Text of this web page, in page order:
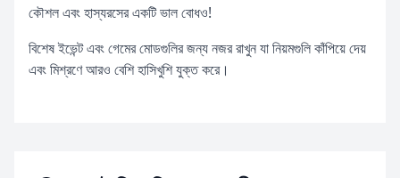
কৌশল এবং হাস্যরসের একটি ভাল বোধও!
বিশেষ ইভেন্ট এবং গেমের মোডগুলির জন্য নজর রাখুন যা নিয়মগুলি কাঁপিয়ে দেয়
এবং মিশ্রণে আরও বেশি হাসিখুশি যুক্ত করে।